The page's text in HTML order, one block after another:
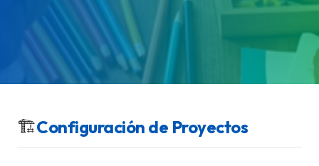
🏗️Configuración de Proyectos